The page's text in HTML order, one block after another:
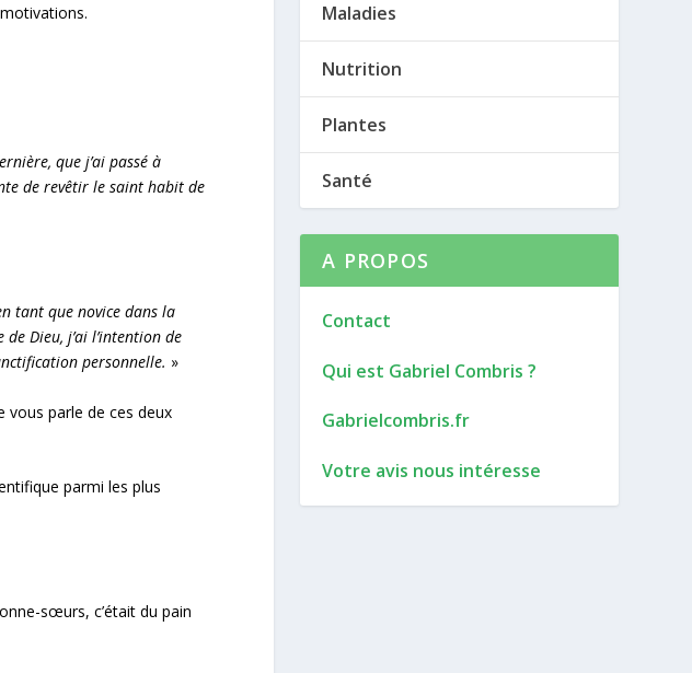
que j’ai passé à
de revêtir le saint habit de
tant que novice dans la
Dieu, j’ai l’intention de
personnelle. »
vous parle de ces deux
parmi les plus
sœurs, c’était du pain
Maladies
Nutrition
Plantes
Santé
A PROPOS
Contact
Qui est Gabriel Combris ?
Gabrielcombris.fr
Votre avis nous intéresse